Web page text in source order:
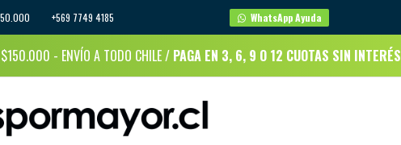
+569 7749 4185 WhatsApp Ayuda
- ENVÍO A TODO CHILE / PAGA EN 3, 6, 9 O 12 CUOTAS SIN INTERÉS